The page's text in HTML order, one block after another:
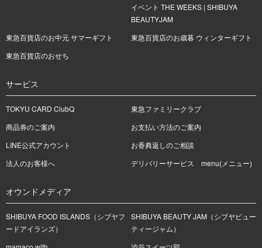
イベント THE WEEKS | SHIBUYA
BEAUTYJAM
東急百貨店のお中元 サマーギフト
東急百貨店のお歳暮 ウィンターギフト
東急百貨店のおせち
サービス
TOKYU CARD ClubQ
東急ファミリークラブ
商品券のご案内
お支払い方法のご案内
LINE公式アカウント
お香典返しのご相談
法人のお客様へ
デリバリーサービス menu(メニュー)
オウンドメディア
SHIBUYA FOOD ISLANDS（シブヤフ
ードアイランズ）
SHIBUYA BEAUTY JAM（シブヤビュー
ティージャム）